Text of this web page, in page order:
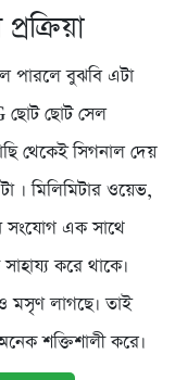
পারলে বুঝবি এটা
ছোট ছোট সেল
থেকেই সিগনাল দেয়
। মিলিমিটার ওয়েভ,
সংযোগ এক সাথে
করে থাকে।
লাগছে। তাই
শক্তিশালী করে।